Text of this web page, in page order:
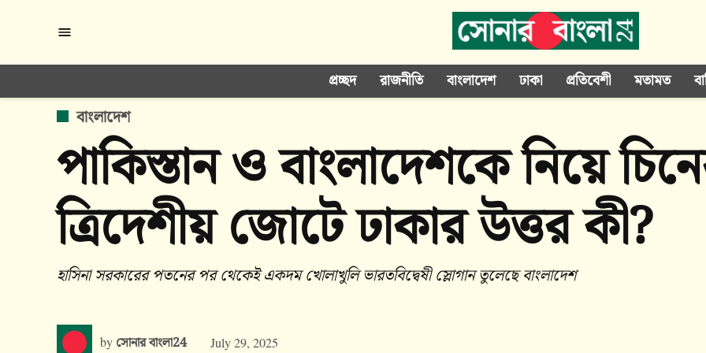
content
প্রচ্ছদ রাজনীতি বাংলাদেশ ঢাকা প্রতিবেশী মতামত
POSTED
বাংলাদেশ
পাকিস্তান ও বাংলাদেশকে নিয়ে
ত্রিদেশীয় জোটে ঢাকার উত্তর কী?
হাসিনা সরকারের পতনের পর থেকেই একদম খোলাখুলি ভারতবিদ্বেষী স্লোগান তুলেছে বাংলাদেশ
by সোনার বাংলা24 July 29, 2025